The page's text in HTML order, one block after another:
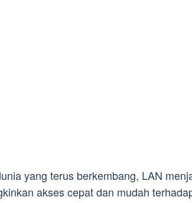
yang terus berkembang, LAN
akses cepat dan mudah